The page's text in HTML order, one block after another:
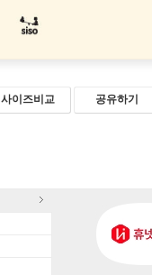
사이즈비교 공유하기